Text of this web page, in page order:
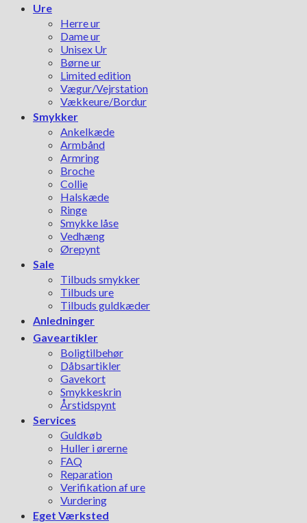
Ure
Herre ur
Dame ur
Unisex Ur
Børne ur
Limited edition
Vægur/Vejrstation
Vækkeure/Bordur
Smykker
Ankelkæde
Armbånd
Armring
Broche
Collie
Halskæde
Ringe
Smykke låse
Vedhæng
Ørepynt
Sale
Tilbuds smykker
Tilbuds ure
Tilbuds guldkæder
Anledninger
Gaveartikler
Boligtilbehør
Dåbsartikler
Gavekort
Smykkeskrin
Årstidspynt
Services
Guldkøb
Huller i ørerne
FAQ
Reparation
Verifikation af ure
Vurdering
Eget Værksted